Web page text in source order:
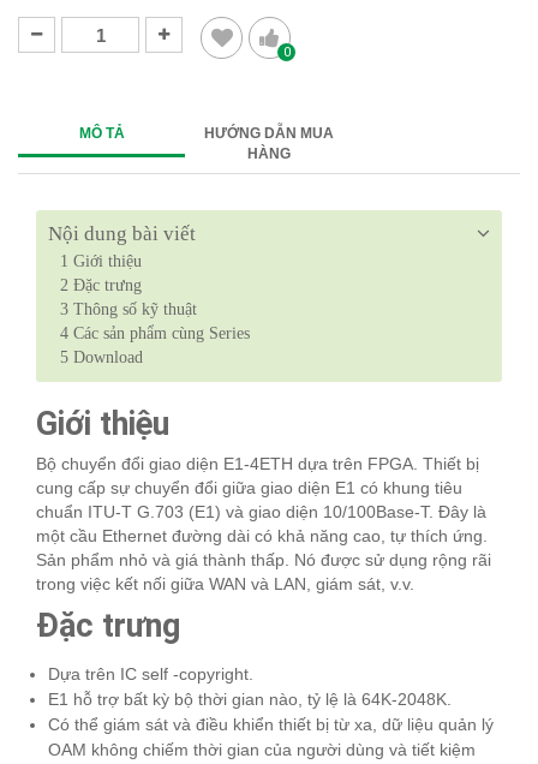
0
MÔ TẢ
HƯỚNG DẪN MUA
HÀNG
Nội dung bài viết
1 Giới thiệu
2 Đặc trưng
3 Thông số kỹ thuật
4 Các sản phẩm cùng Series
5 Download
Giới thiệu
Bộ chuyển đổi giao diện E1-4ETH dựa trên FPGA. Thiết bị
cung cấp sự chuyển đổi giữa giao diện E1 có khung tiêu
chuẩn ITU-T G.703 (E1) và giao diện 10/100Base-T. Đây là
một cầu Ethernet đường dài có khả năng cao, tự thích ứng.
Sản phẩm nhỏ và giá thành thấp. Nó được sử dụng rộng rãi
trong việc kết nối giữa WAN và LAN, giám sát, v.v.
Đặc trưng
Dựa trên IC self -copyright.
E1 hỗ trợ bất kỳ bộ thời gian nào, tỷ lệ là 64K-2048K.
Có thể giám sát và điều khiển thiết bị từ xa, dữ liệu quản lý
OAM không chiếm thời gian của người dùng và tiết kiệm